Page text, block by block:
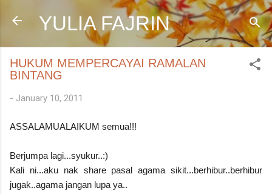
Skip to main content
YULIA FAJRIN
HUKUM MEMPERCAYAI RAMALAN
BINTANG
- January 10, 2011
ASSALAMUALAIKUM semua!!!
Berjumpa lagi...syukur..:)
Kali ni...aku nak share pasal agama sikit...berhibur..berhibur
jugak..agama jangan lupa ya..